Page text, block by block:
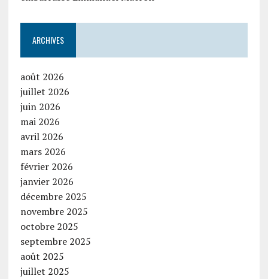
ARCHIVES
août 2026
juillet 2026
juin 2026
mai 2026
avril 2026
mars 2026
février 2026
janvier 2026
décembre 2025
novembre 2025
octobre 2025
septembre 2025
août 2025
juillet 2025